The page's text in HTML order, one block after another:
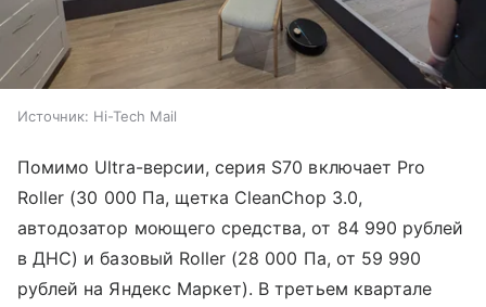
Источник: Hi-Tech Mail
Помимо Ultra-версии, серия S70 включает Pro
Roller (30 000 Па, щетка CleanChop 3.0,
автодозатор моющего средства, от 84 990 рублей
в ДНС) и базовый Roller (28 000 Па, от 59 990
рублей на Яндекс Маркет). В третьем квартале